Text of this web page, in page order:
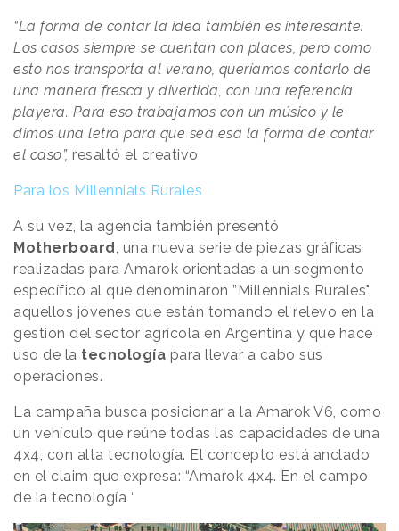
“La forma de contar la idea también es interesante.
Los casos siempre se cuentan con places, pero como
esto nos transporta al verano, queríamos contarlo de
una manera fresca y divertida, con una referencia
playera. Para eso trabajamos con un músico y le
dimos una letra para que sea esa la forma de contar
el caso”, resaltó el creativo
Para los Millennials Rurales
A su vez, la agencia también presentó
Motherboard, una nueva serie de piezas gráficas
realizadas para Amarok orientadas a un segmento
específico al que denominaron ”Millennials Rurales",
aquellos jóvenes que están tomando el relevo en la
gestión del sector agrícola en Argentina y que hace
uso de la tecnología para llevar a cabo sus
operaciones.
La campaña busca posicionar a la Amarok V6, como
un vehículo que reúne todas las capacidades de una
4x4, con alta tecnología. El concepto está anclado
en el claim que expresa: “Amarok 4x4. En el campo
de la tecnología “